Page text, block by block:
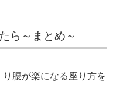
ら～まとめ～
腰が楽になる座り方を